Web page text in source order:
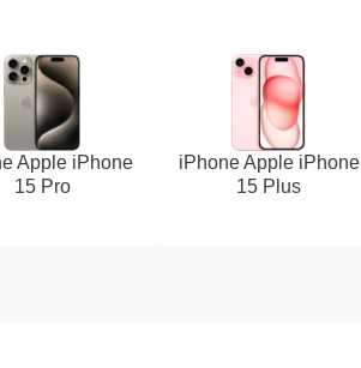
Apple iPhone
15 Pro
iPhone Apple iPhone
15 Plus